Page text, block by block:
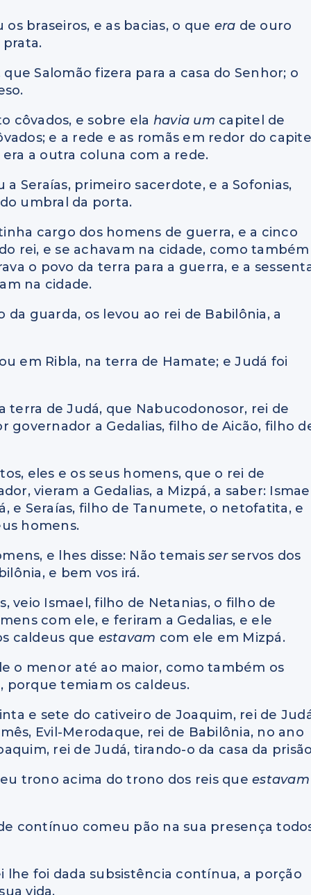
braseiros, e as bacias, o que era de ouro
Salomão fizera para a casa do Senhor; o
côvados, e sobre ela havia um capitel de
e a rede e as romãs em redor do
a outra coluna com a rede.
Seraías, primeiro sacerdote, e a Sofonias,
umbral da porta.
cargo dos homens de guerra, e a cinco
rei, e se achavam na cidade, como também
o povo da terra para a guerra, e a
na cidade.
guarda, os levou ao rei de Babilônia, a
em Ribla, na terra de Hamate; e Judá foi
terra de Judá, que Nabucodonosor, rei de
governador a Gedalias, filho de Aicão, filho
eles e os seus homens, que o rei de
vieram a Gedalias, a Mizpá, a saber:
e Seraías, filho de Tanumete, o netofatita, e
homens.
e lhes disse: Não temaisserservos dos
e bem vos irá.
veio Ismael, filho de Netanias, o filho de
com ele, e feriram a Gedalias, e ele
caldeus que estavam com ele em Mizpá.
o menor até ao maior, como também os
porque temiam os caldeus.
e sete do cativeiro de Joaquim, rei de
Evil-Merodaque, rei de Babilônia, no ano
rei de Judá, tirando-o da casa da
trono acima do trono dos reis queestavam
contínuo comeu pão na sua presença
lhe foi dada subsistência contínua, a porção
vida.__